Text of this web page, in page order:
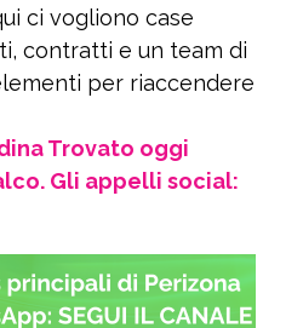
ci vogliono case
contratti e un team di
per riaccendere
Trovato oggi
Gli appelli social: